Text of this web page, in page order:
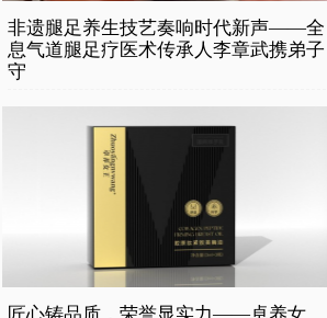
非遗腿足养生技艺奏响时代新声——全
息气道腿足疗医术传承人李章武携弟子
守